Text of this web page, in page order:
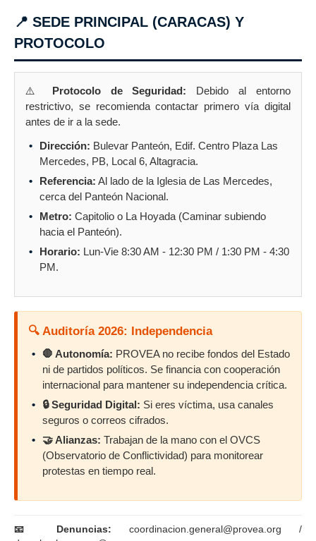
📍 SEDE PRINCIPAL (CARACAS) Y
PROTOCOLO
⚠️ Protocolo de Seguridad: Debido al entorno
restrictivo, se recomienda contactar primero vía digital
antes de ir a la sede.
Dirección: Bulevar Panteón, Edif. Centro Plaza Las
Mercedes, PB, Local 6, Altagracia.
Referencia: Al lado de la Iglesia de Las Mercedes,
cerca del Panteón Nacional.
Metro: Capitolio o La Hoyada (Caminar subiendo
hacia el Panteón).
Horario: Lun-Vie 8:30 AM - 12:30 PM / 1:30 PM - 4:30
PM.
🔍 Auditoría 2026: Independencia
🛑 Autonomía: PROVEA no recibe fondos del Estado
ni de partidos políticos. Se financia con cooperación
internacional para mantener su independencia crítica.
🔒 Seguridad Digital: Si eres víctima, usa canales
seguros o correos cifrados.
🤝 Alianzas: Trabajan de la mano con el OVCS
(Observatorio de Conflictividad) para monitorear
protestas en tiempo real.
📧 Denuncias: coordinacion.general@provea.org /